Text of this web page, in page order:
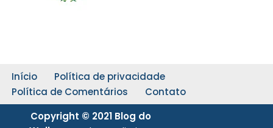
Início
Política de privacidade
Política de Comentários
Contato
Copyright © 2021 Blog do